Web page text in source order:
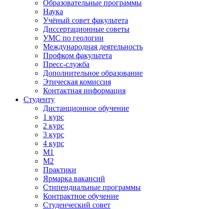
Образовательные программы
Наука
Учёный совет факультета
Диссертационные советы
УМС по геологии
Международная деятельность
Профком факультета
Пресс-служба
Дополнительное образование
Этическая комиссия
Контактная информация
Студенту
Дистанционное обучение
1 курс
2 курс
3 курс
4 курс
М1
М2
Практики
Ярмарка вакансий
Стипендиальные программы
Контрактное обучение
Студенческий совет